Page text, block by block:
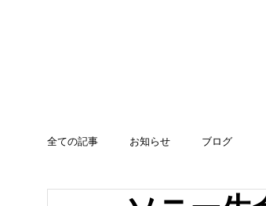
全ての記事 お知らせ ブログ